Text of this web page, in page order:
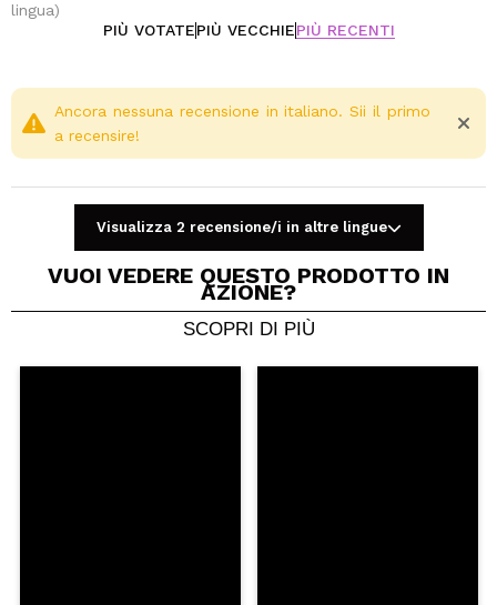
lingua)
PIÙ VOTATEPIÙ VECCHIEPIÙ RECENTI
Condividi un video o una foto
Il tuo video potrebbe essere il primo. Immaginalo...
Ancora nessuna recensione in italiano. Sii il primo
a recensire!
Visualizza 2 recensione/i in altre lingue
VUOI VEDERE QUESTO PRODOTTO IN
AZIONE?
SCOPRI DI PIÙ